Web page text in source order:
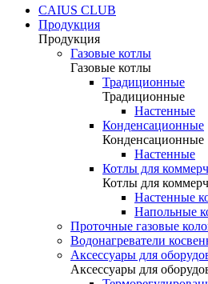
CAIUS CLUB
Продукция
Продукция
Газовые котлы
Газовые котлы
Традиционные
Традиционные
Настенные
Конденсационные
Конденсационные
Настенные
Котлы для
Котлы для
Настенные
Напольные
Проточные газовые
Водонагреватели
Аксессуары для
Аксессуары для